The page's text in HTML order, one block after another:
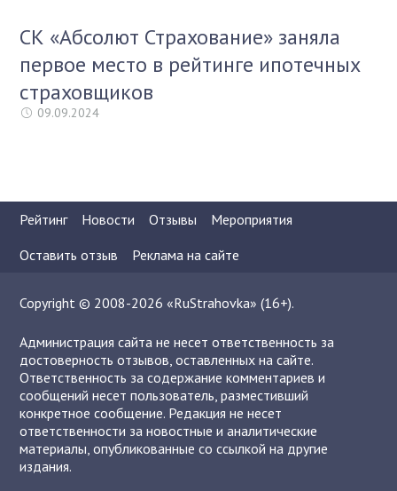
СК «Абсолют Страхование» заняла
первое место в рейтинге ипотечных
страховщиков
09.09.2024
Рейтинг Новости Отзывы
Мероприятия
Оставить отзыв
Реклама на сайте
Copyright © 2008-2026 «RuStrahovka» (16+).
Администрация сайта не несет ответственность за
достоверность отзывов, оставленных на сайте.
Ответственность за содержание комментариев и
сообщений несет пользователь, разместивший
конкретное сообщение. Редакция не несет
ответственности за новостные и аналитические
материалы, опубликованные со ссылкой на другие
издания.